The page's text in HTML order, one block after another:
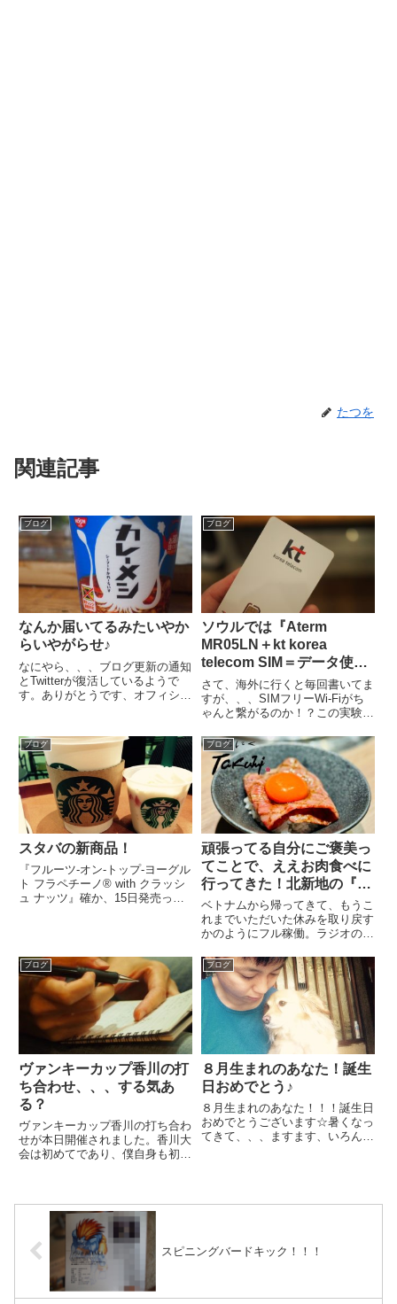
たつを
関連記事
ブログ
なんか届いてるみたいやか
らいやがらせ♪
なにやら、、、ブログ更新の通知
とTwitterが復活しているようで
す。ありがとうです、オフィシャ
なわけで通知が届いてるみたいな
ので、また見てくれてると信じて
ブログを書きます。そして...
ブログ
ソウルでは『Aterm
MR05LN＋kt korea
telecom SIM＝データ使い
放題』
さて、海外に行くと毎回書いてま
すが、、、SIMフリーWi-Fiがち
ゃんと繋がるのか！？この実験か
探し、、、、するどころか出たら
すぐにありました（笑）こんな感
じでデカデカとプリペイドSIMっ
て書かれています♪こ...
ブログ
スタバの新商品！
『フルーツ-オン-トップ-ヨーグル
ト フラペチーノ® with クラッシ
ュ ナッツ』確か、15日発売って
っちゃ爽やかな味になってる！美
味しかったなぁ〜...
ブログ
頑張ってる自分にご褒美っ
てことで、ええお肉食べに
行ってきた！北新地の『た
くみ』さん。なんぼでも食
べられるわ！
ベトナムから帰ってきて、もうこ
れまでいただいた休みを取り戻す
かのようにフル稼働。ラジオの収
会に、ロケと。よくよく考えたら
ありがたい話ですよね。そんな自
分へたまにはご褒美。
ブログ
ヴァンキーカップ香川の打
ち合わせ、、、する気あ
る？
ヴァンキーカップ香川の打ち合わ
せが本日開催されました。香川大
会は初めてであり、僕自身も初の
かりだと毎晩連絡があります。そ
うなんですよね、、実は大会を
開...
ブログ
８月生まれのあなた！誕生
日おめでとう♪
８月生まれのあなた！！！誕生日
おめでとうございます☆暑くなっ
てきて、、、ますます、いろんな
ってくれてます♪さて、８月も終
スピニングバードキック！！！